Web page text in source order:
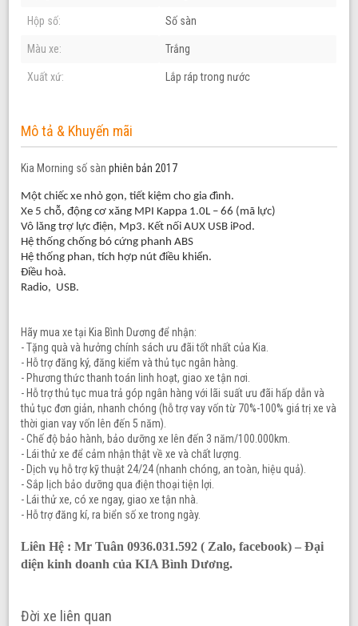
Hộp số: Số sàn
Màu xe: Trắng
Xuất xứ: Lắp ráp trong nước
Mô tả & Khuyến mãi
Kia Morning số sànphiên bản 2017
Một chiếc xe nhỏ gọn, tiết kiệm cho gia đình.
Xe 5 chỗ, động cơ xăng MPI Kappa 1.0L – 66 (mã lực)
Vô lăng trợ lực điện, Mp3. Kết nối AUX USB iPod.
Hệ thống chống bó cứng phanh ABS
Hệ thống phan, tích hợp nút điều khiển.
Điều hoà.
Radio, USB.
Hãy mua xe tại Kia Bình Dương để nhận:
- Tặng quà và hưởng chính sách ưu đãi tốt nhất của Kia.
- Hỗ trợ đăng ký, đăng kiểm và thủ tục ngân hàng.
- Phương thức thanh toán linh hoạt, giao xe tận nơi.
- Hỗ trợ thủ tục mua trả góp ngân hàng với lãi suất ưu đãi hấp dẫn và
thủ tục đơn giản, nhanh chóng (hỗ trợ vay vốn từ 70%-100% giá trị xe và
thời gian vay vốn lên đến 5 năm).
- Chế độ bảo hành, bảo dưỡng xe lên đến 3 năm/100.000km.
- Lái thử xe để cảm nhận thật về xe và chất lượng.
- Dịch vụ hỗ trợ kỹ thuật 24/24 (nhanh chóng, an toàn, hiệu quả).
- Sắp lịch bảo dưỡng qua điện thoại tiện lợi.
- Lái thử xe, có xe ngay, giao xe tận nhà.
- Hỗ trợ đăng kí, ra biển số xe trong ngày.
Liên Hệ : Mr Tuân 0936.031.592 ( Zalo, facebook) –Đại
diện kinh doanh của KIA Bình Dương.
Đời xe liên quan